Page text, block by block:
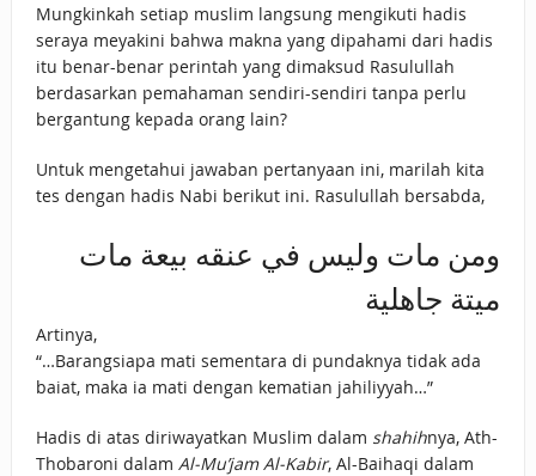
Mungkinkah setiap muslim langsung mengikuti hadis
seraya meyakini bahwa makna yang dipahami dari hadis
itu benar-benar perintah yang dimaksud Rasulullah
berdasarkan pemahaman sendiri-sendiri tanpa perlu
bergantung kepada orang lain?
Untuk mengetahui jawaban pertanyaan ini, marilah kita
tes dengan hadis Nabi berikut ini. Rasulullah bersabda,
ومن مات وليس في عنقه بيعة مات
ميتة جاهلية
Artinya,
“…Barangsiapa mati sementara di pundaknya tidak ada
baiat, maka ia mati dengan kematian jahiliyyah…”
Hadis di atas diriwayatkan Muslim dalam shahihnya, Ath-
Thobaroni dalam Al-Mu’jam Al-Kabir, Al-Baihaqi dalam